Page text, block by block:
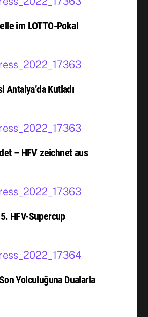
im LOTTO-Pokal
Kutladı
– HFV zeichnet aus
HFV-Supercup
Yolculuğuna Dualarla